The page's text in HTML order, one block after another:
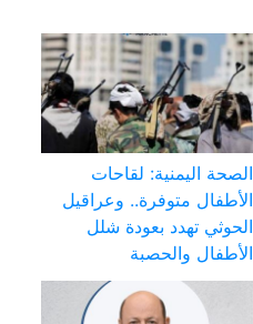
الصحة اليمنية: لقاحات
الأطفال متوفرة.. وعراقيل
الحوثي تهدد بعودة شلل
الأطفال والحصبة